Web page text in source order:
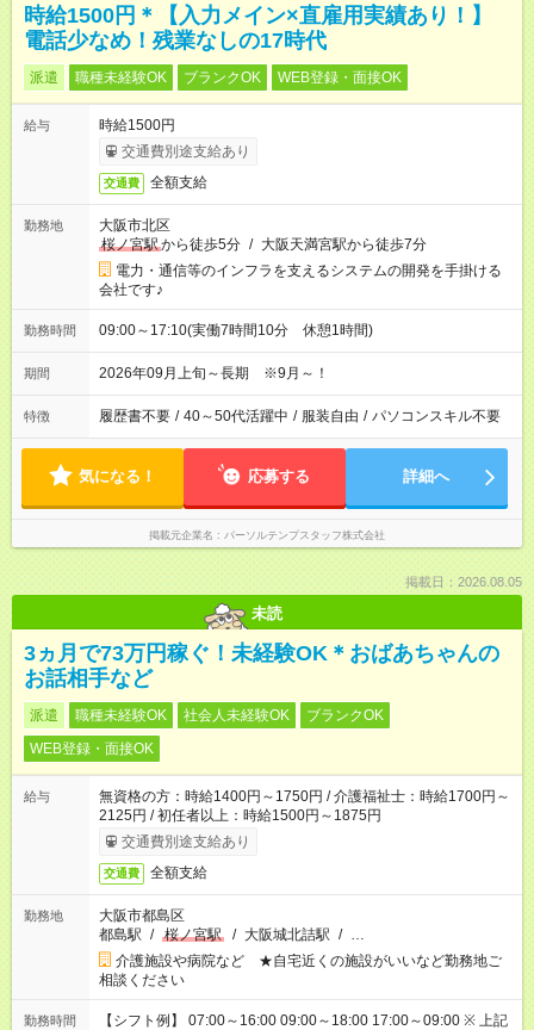
時給1500円＊【入力メイン×直雇用実績あり！】
電話少なめ！残業なしの17時代
派遣 職種未経験OK ブランクOK WEB登録・面接OK
給与
時給1500円
交通費別途支給あり
交通費 全額支給
勤務地
大阪市北区
桜ノ宮駅から徒歩5分 / 大阪天満宮駅から徒歩7分
電力・通信等のインフラを支えるシステムの開発を手掛ける
会社です♪
勤務時間 09:00～17:10(実働7時間10分 休憩1時間)
期間 2026年09月上旬～長期 ※9月～！
特徴 履歴書不要 / 40～50代活躍中 / 服装自由 / パソコンスキル不要
気になる！ 応募する 詳細へ
掲載元企業名 パーソルテンプスタッフ株式会社
掲載日：2026.08.05
未読
3ヵ月で73万円稼ぐ！未経験OK＊おばあちゃんの
お話相手など
派遣 職種未経験OK 社会人未経験OK
ブランクOK
WEB登録・面接OK
給与
無資格の方：時給1400円～1750円 / 介護福祉士：時給1700円～
2125円 / 初任者以上：時給1500円～1875円
交通費別途支給あり
交通費 全額支給
勤務地
大阪市都島区
都島駅 / 桜ノ宮駅 / 大阪城北詰駅 / …
介護施設や病院など ★自宅近くの施設がいいなど勤務地ご
相談ください
勤務時間
【シフト例】 07:00～16:00 09:00～18:00 17:00～09:00 ※ 上記